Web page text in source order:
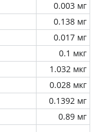
0.003 мг
0.138 мг
0.017 мг
0.1 мкг
1.032 мкг
0.028 мкг
0.1392 мг
0.89 мг